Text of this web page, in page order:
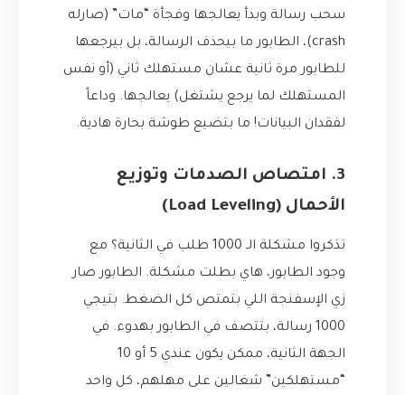
سحب رسالة وبدأ يعالجها وفجأة “مات” (صارله
crash)، الطابور ما بيحذف الرسالة، بل بيرجعها
للطابور مرة ثانية عشان مستهلك ثاني (أو نفس
المستهلك لما يرجع يشتغل) يعالجها. وداعاً
لفقدان البيانات! ما بتضيع طوشة بحارة هادية.
3. امتصاص الصدمات وتوزيع
الأحمال (Load Leveling)
تذكروا مشكلة الـ 1000 طلب في الثانية؟ مع
وجود الطابور، هاي بطلت مشكلة. الطابور صار
زي الإسفنجة اللي بتمتص كل الضغط. بتيجي
1000 رسالة، بتتصف في الطابور بهدوء. في
الجهة الثانية، ممكن يكون عندي 5 أو 10
“مستهلكين” شغالين على مهلهم، كل واحد